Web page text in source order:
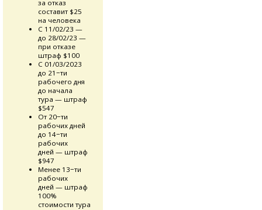
за отказ
составит $25
на человека
С 11/02/23 —
до 28/02/23 —
при отказе
штраф $100
С 01/03/2023
до 21−ти
рабочего дня
до начала
тура — штраф
$547
От 20−ти
рабочих дней
до 14−ти
рабочих
дней — штраф
$947
Менее 13−ти
рабочих
дней — штраф
100%
стоимости тура